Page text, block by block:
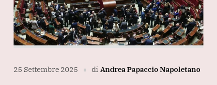
25 Settembre 2025 ∎ di Andrea Papaccio Napoletano